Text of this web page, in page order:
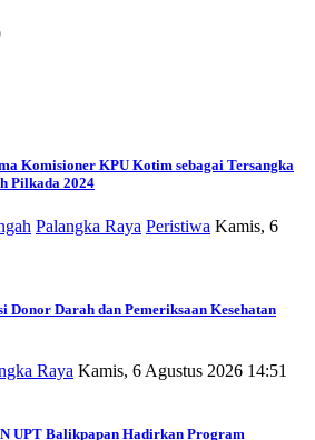
Komisioner KPU Kotim sebagai Tersangka
Pilkada 2024
Palangka Raya Peristiwa Kamis, 6
Donor Darah dan Pemeriksaan Kesehatan
Raya Kamis, 6 Agustus 2026 14:51
UPT Balikpapan Hadirkan Program